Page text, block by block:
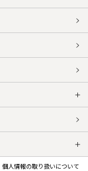
個人情報の取り扱いについて